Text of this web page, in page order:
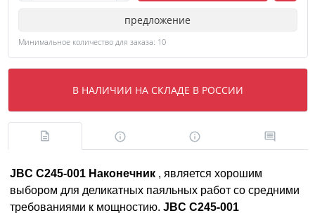
предложение
Минимальное количество для заказа: 10
В НАЛИЧИИ НА СКЛАДЕ В РОССИИ
JBC C245-001 Наконечник , является хорошим
выбором для деликатных паяльных работ со средними
требованиями к мощностию. JBC C245-001